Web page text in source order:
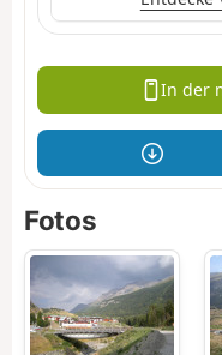
In der
Fotos